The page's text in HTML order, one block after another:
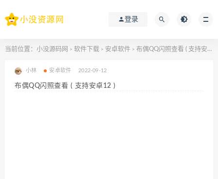
登录
当前位置： 小没源码网 > 软件下载 > 安卓软件 > 布偶QQ闪照查看 ( 支持安卓12 )
小林 安卓软件 2022-09-12
布偶QQ闪照查看 ( 支持安卓12 )